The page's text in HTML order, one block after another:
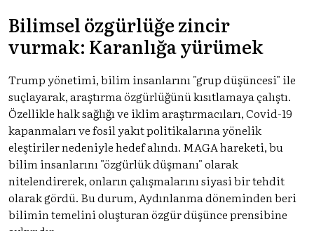
Bilimsel özgürlüğe zincir
vurmak: Karanlığa yürümek
Trump yönetimi, bilim insanlarını "grup düşüncesi" ile
suçlayarak, araştırma özgürlüğünü kısıtlamaya çalıştı.
Özellikle halk sağlığı ve iklim araştırmacıları, Covid-19
kapanmaları ve fosil yakıt politikalarına yönelik
eleştiriler nedeniyle hedef alındı. MAGA hareketi, bu
bilim insanlarını "özgürlük düşmanı" olarak
nitelendirerek, onların çalışmalarını siyasi bir tehdit
olarak gördü. Bu durum, Aydınlanma döneminden beri
bilimin temelini oluşturan özgür düşünce prensibine